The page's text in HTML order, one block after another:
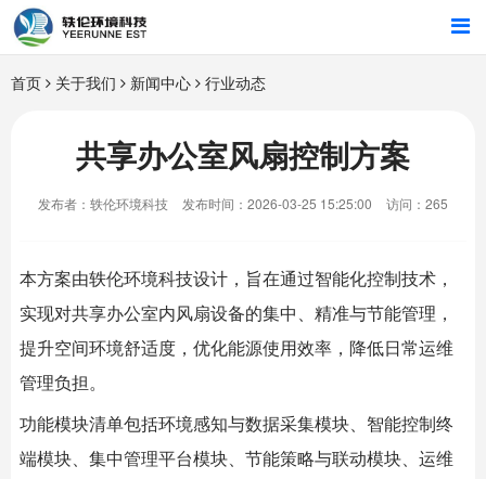
首页
行业解决方案
智能硬件
关于我们
首页 关于我们 新闻中心 行业动态
共享办公室风扇控制方案
发布者：轶伦环境科技 发布时间：2026-03-25 15:25:00 访问：265
本方案由轶伦环境科技设计，旨在通过智能化控制技术，
实现对共享办公室内风扇设备的集中、精准与节能管理，
提升空间环境舒适度，优化能源使用效率，降低日常运维
管理负担。
功能模块清单包括环境感知与数据采集模块、智能控制终
端模块、集中管理平台模块、节能策略与联动模块、运维